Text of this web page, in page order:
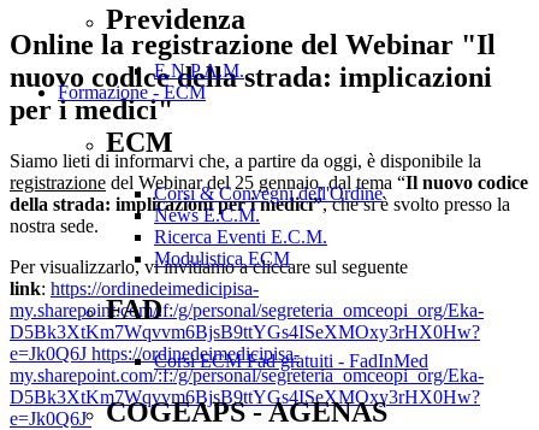
Previdenza
E.N.P.A.M.
Formazione - ECM
ECM
Corsi & Convegni dell'Ordine
News E.C.M.
Ricerca Eventi E.C.M.
Modulistica ECM
FAD
Corsi ECM Fad gratuiti - FadInMed
COGEAPS - AGENAS
Online la registrazione del Webinar "Il
nuovo codice della strada: implicazioni
per i medici"
Siamo lieti di informarvi che, a partire da oggi, è disponibile la
registrazione del Webinar del 25 gennaio, dal tema “Il nuovo codice
della strada: implicazioni per i medici”, che si è svolto presso la
nostra sede.
Per visualizzarlo, vi invitiamo a cliccare sul seguente
link: https://ordinedeimedicipisa-
my.sharepoint.com/:f:/g/personal/segreteria_omceopi_org/Eka-
D5Bk3XtKm7Wqvvm6BjsB9ttYGs4ISeXMOxy3rHX0Hw?
e=Jk0Q6J https://ordinedeimedicipisa-
my.sharepoint.com/:f:/g/personal/segreteria_omceopi_org/Eka-
D5Bk3XtKm7Wqvvm6BjsB9ttYGs4ISeXMOxy3rHX0Hw?
e=Jk0Q6J